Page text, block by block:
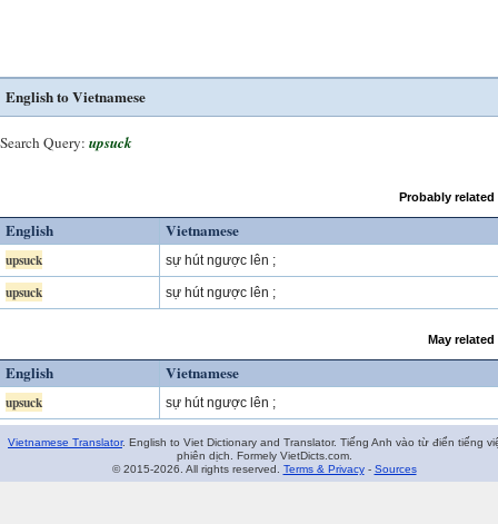
English to Vietnamese
Search Query: upsuck
Probably
English Vietnamese
upsuck sự hút ngược lên ;
upsuck sự hút ngược lên ;
May
English Vietnamese
upsuck sự hút ngược lên ;
Vietnamese Translator. English to Viet Dictionary and Translator. Tiếng Anh vào từ điển tiếng
phiên dịch. Formely VietDicts.com.
© 2015-2026. All rights reserved. Terms & Privacy- Sources